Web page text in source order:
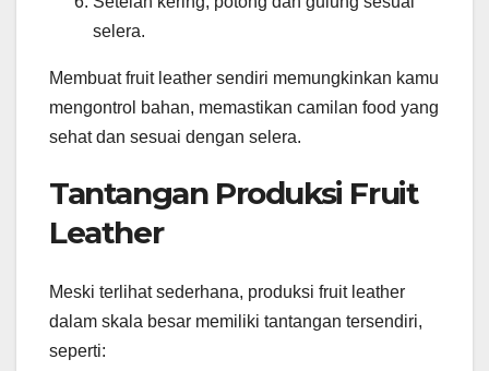
selera.
Membuat fruit leather sendiri memungkinkan kamu
mengontrol bahan, memastikan camilan food yang
sehat dan sesuai dengan selera.
Tantangan Produksi Fruit
Leather
Meski terlihat sederhana, produksi fruit leather
dalam skala besar memiliki tantangan tersendiri,
seperti: